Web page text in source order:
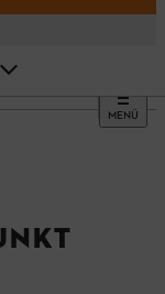
MENÜ